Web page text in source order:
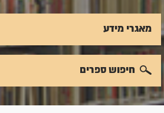
מאגרי מידע
חיפוש ספרים